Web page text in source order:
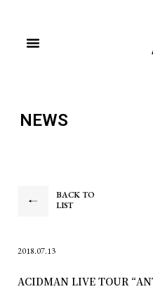
NEWS
BACK TO
LIST
2018.07.13
ACIDMAN LIVE TOUR